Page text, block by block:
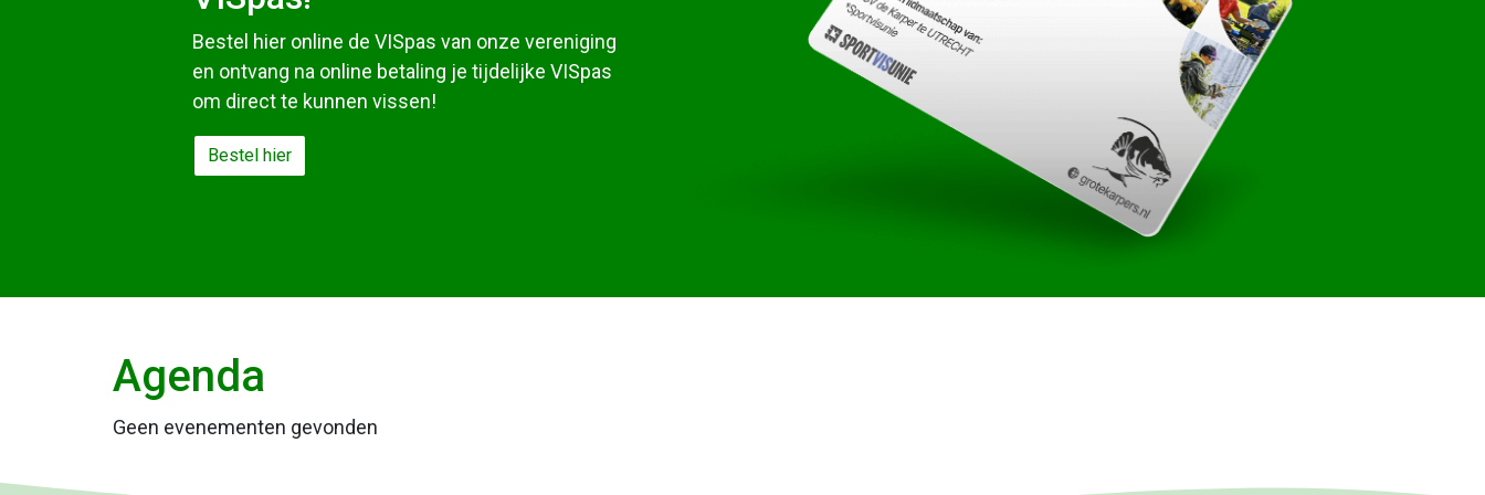
Bestel hier online de VISpas van onze vereniging
en ontvang na online betaling je tijdelijke VISpas
om direct te kunnen vissen!
Bestel hier
Agenda
Geen evenementen gevonden